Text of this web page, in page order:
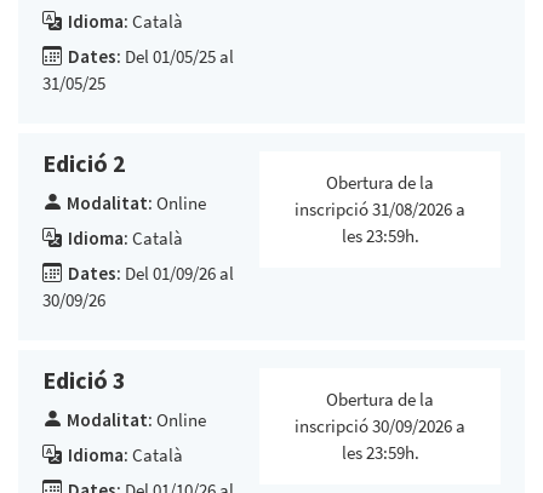
Idioma: Català
Dates: Del 01/05/25 al
31/05/25
Edició 2
Modalitat: Online
Idioma: Català
Dates: Del 01/09/26 al
30/09/26
Obertura de la
inscripció 31/08/2026 a
les 23:59h.
Edició 3
Modalitat: Online
Idioma: Català
Obertura de la
inscripció 30/09/2026 a
les 23:59h.